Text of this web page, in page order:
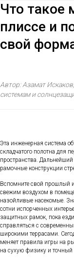
Что такое
плиссе и
свой
Автор: Азамат
системам и
Эта инженерная система
складчатого полотна для
пространства.
рамочные конструкции
Вспомните свой прошлый
свежим воздухом в
назойливые насекомые.
сотни испорченных
защитных рамок, пока
справляться с
широкими террасами.
меняет правила игры на
на сухую физику и точный